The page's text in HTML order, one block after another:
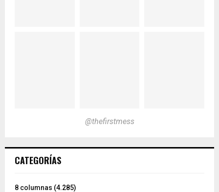
@thefirstmess
CATEGORÍAS
8 columnas (4.285)